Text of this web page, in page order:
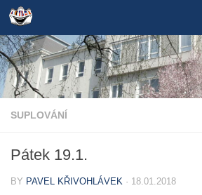
Skip to content
SUPLOVÁNÍ
Pátek 19.1.
BY PAVEL KŘIVOHLÁVEK · 18.01.2018